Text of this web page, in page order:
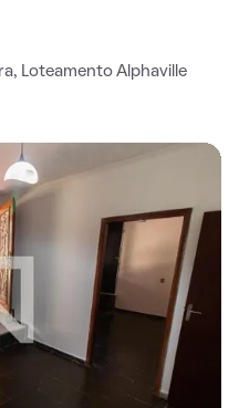
Loteamento Alphaville